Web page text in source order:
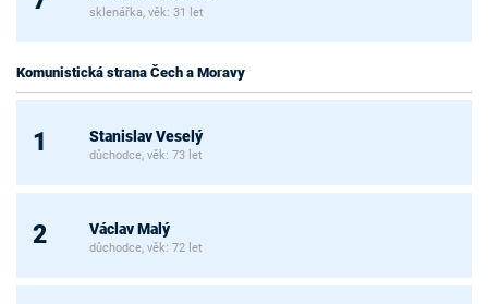
sklenářka, věk: 31 let
Komunistická strana Čech a Moravy
1 Stanislav Veselý
důchodce, věk: 73 let
2 Václav Malý
důchodce, věk: 72 let